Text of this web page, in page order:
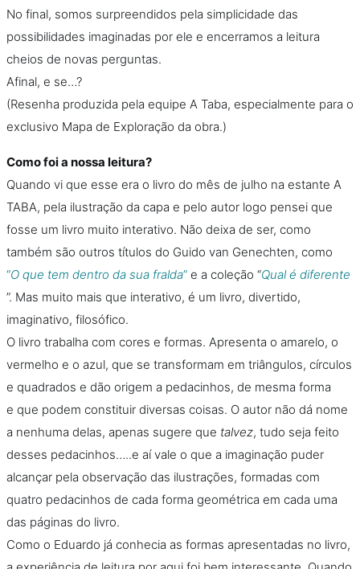
No final, somos surpreendidos pela simplicidade das
possibilidades imaginadas por ele e encerramos a leitura
cheios de novas perguntas.
Afinal, e se…?
(Resenha produzida pela equipe A Taba, especialmente para o
exclusivo Mapa de Exploração da obra.)
Como foi a nossa leitura?
Quando vi que esse era o livro do mês de julho na estante A
TABA, pela ilustração da capa e pelo autor logo pensei que
fosse um livro muito interativo. Não deixa de ser, como
também são outros títulos do Guido van Genechten, como
“O que tem dentro da sua fralda” e a coleção “Qual é diferente
”. Mas muito mais que interativo, é um livro, divertido,
imaginativo, filosófico.
O livro trabalha com cores e formas. Apresenta o amarelo, o
vermelho e o azul, que se transformam em triângulos, círculos
e quadrados e dão origem a pedacinhos, de mesma forma
e que podem constituir diversas coisas. O autor não dá nome
a nenhuma delas, apenas sugere que talvez, tudo seja feito
desses pedacinhos…..e aí vale o que a imaginação puder
alcançar pela observação das ilustrações, formadas com
quatro pedacinhos de cada forma geométrica em cada uma
das páginas do livro.
Como o Eduardo já conhecia as formas apresentadas no livro,